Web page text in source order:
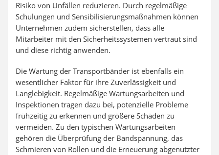
Risiko von Unfällen reduzieren. Durch regelmäßige
Schulungen und Sensibilisierungsmaßnahmen können
Unternehmen zudem sicherstellen, dass alle
Mitarbeiter mit den Sicherheitssystemen vertraut sind
und diese richtig anwenden.
Die Wartung der Transportbänder ist ebenfalls ein
wesentlicher Faktor für ihre Zuverlässigkeit und
Langlebigkeit. Regelmäßige Wartungsarbeiten und
Inspektionen tragen dazu bei, potenzielle Probleme
frühzeitig zu erkennen und größere Schäden zu
vermeiden. Zu den typischen Wartungsarbeiten
gehören die Überprüfung der Bandspannung, das
Schmieren von Rollen und die Erneuerung abgenutzter